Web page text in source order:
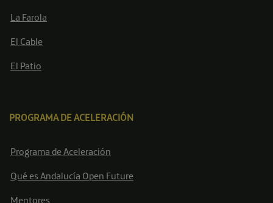
La Farola
El Cable
El Patio
PROGRAMA DE ACELERACIÓN
Programa de Aceleración
Qué es Andalucía Open Future
Mentores